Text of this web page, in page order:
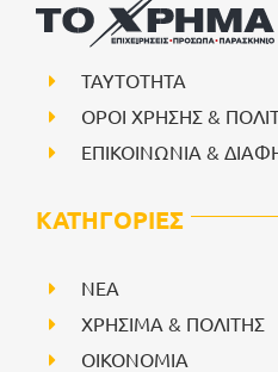
ΤΑΥΤΟΤΗΤΑ
ΟΡΟΙ ΧΡΗΣΗΣ &
ΕΠΙΚΟΙΝΩΝΙΑ &
ΚΑΤΗΓΟΡΙΕΣ
NEA
ΧΡΗΣΙΜΑ & ΠΟΛΙΤΗΣ
ΟΙΚΟΝΟΜΙΑ